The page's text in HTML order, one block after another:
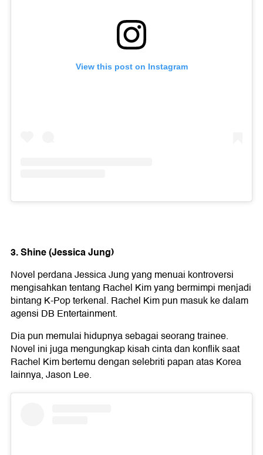
View this post on Instagram
3. Shine (Jessica Jung)
Novel perdana Jessica Jung yang menuai kontroversi
mengisahkan tentang Rachel Kim yang bermimpi menjadi
bintang K-Pop terkenal. Rachel Kim pun masuk ke dalam
agensi DB Entertainment.
Dia pun memulai hidupnya sebagai seorang trainee.
Novel ini juga mengungkap kisah cinta dan konflik saat
Rachel Kim bertemu dengan selebriti papan atas Korea
lainnya, Jason Lee.